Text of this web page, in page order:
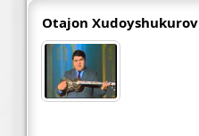
Otajon Xudoyshukurov